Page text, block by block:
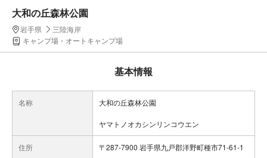
大和の丘森林公園
岩手県
三陸海岸
キャンプ場・オートキャンプ場
基本情報
名称 大和の丘森林公園
ヤマトノオカシンリンコウエン
住所 〒287-7900 岩手県九戸郡洋野町種市71-61-1